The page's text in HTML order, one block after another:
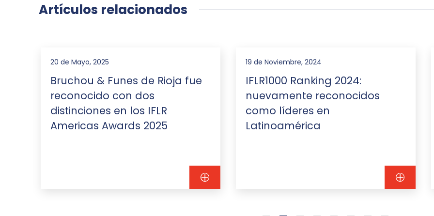
Artículos relacionados
20 de Mayo, 2025
Bruchou & Funes de Rioja fue
reconocido con dos
distinciones en los IFLR
Americas Awards 2025
19 de Noviembre, 2024
IFLR1000 Ranking 2024:
nuevamente reconocidos
como líderes en
Latinoamérica